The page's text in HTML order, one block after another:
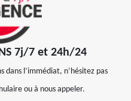
7j/7 et 24h/24
dans l’immédiat, n’hésitez pas
ou à nous appeler.